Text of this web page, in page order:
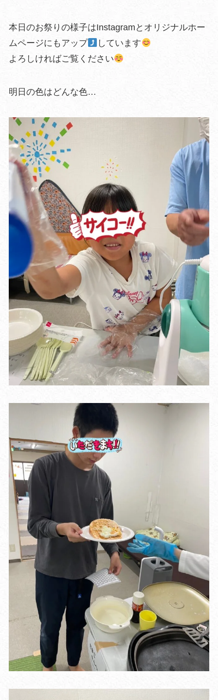
本日のお祭りの様子はInstagramとオリジナルホー
ムページにもアップ
しています
よろしければご覧ください
明日の色はどんな色…